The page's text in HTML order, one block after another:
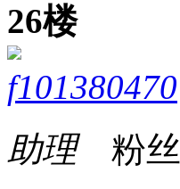
26楼
f101380470
助理粉丝